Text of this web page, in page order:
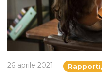
26 aprile 2021